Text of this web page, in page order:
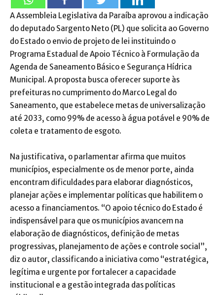
A Assembleia Legislativa da Paraíba aprovou a indicação
do deputado Sargento Neto (PL) que solicita ao Governo
do Estado o envio de projeto de lei instituindo o
Programa Estadual de Apoio Técnico à Formulação da
Agenda de Saneamento Básico e Segurança Hídrica
Municipal. A proposta busca oferecer suporte às
prefeituras no cumprimento do Marco Legal do
Saneamento, que estabelece metas de universalização
até 2033, como 99% de acesso à água potável e 90% de
coleta e tratamento de esgoto.
Na justificativa, o parlamentar afirma que muitos
municípios, especialmente os de menor porte, ainda
encontram dificuldades para elaborar diagnósticos,
planejar ações e implementar políticas que habilitem o
acesso a financiamentos. “O apoio técnico do Estado é
indispensável para que os municípios avancem na
elaboração de diagnósticos, definição de metas
progressivas, planejamento de ações e controle social”,
diz o autor, classificando a iniciativa como “estratégica,
legítima e urgente por fortalecer a capacidade
institucional e a gestão integrada das políticas